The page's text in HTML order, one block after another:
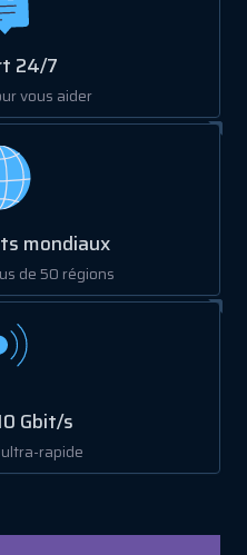
24/7
vous aider
mondiaux
de 50 régions
Gbit/s
rapide